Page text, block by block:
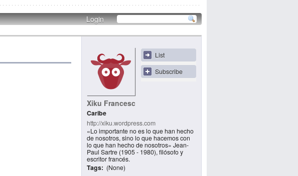
Login
List
Subscribe
Xiku Francesc
Caribe
http://xiku.wordpress.com
«Lo importante no es lo que han hecho
de nosotros, sino lo que hacemos con
lo que han hecho de nosotros» Jean-
Paul Sartre (1905 - 1980), filósofo y
escritor francés.
Tags (None)